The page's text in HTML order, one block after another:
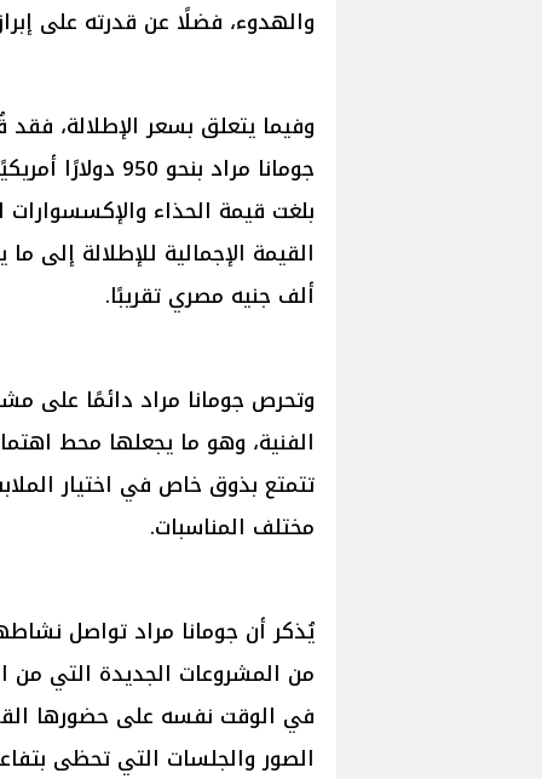
والهدوء، فضلًا عن قدرته على
وفيما يتعلق بسعر الإطلالة،
ألف جنيه مصري تقريبًا.
وتحرص جومانا مراد دائمًا على
الفنية، وهو ما يجعلها محط
تتمتع بذوق خاص في اختيار
مختلف المناسبات.
يُذكر أن جومانا مراد تواصل
من المشروعات الجديدة التي من
في الوقت نفسه على حضورها
الصور والجلسات التي تحظى